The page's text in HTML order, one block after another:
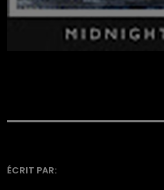
ÉCRIT PAR: